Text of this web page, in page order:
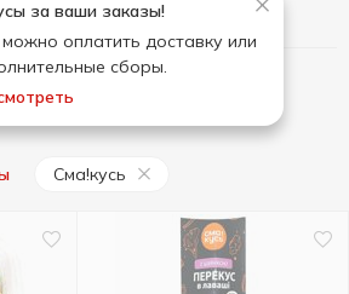
за ваши заказы!
оплатить доставку или
сборы.
Сма!кусь
Сма!кусь